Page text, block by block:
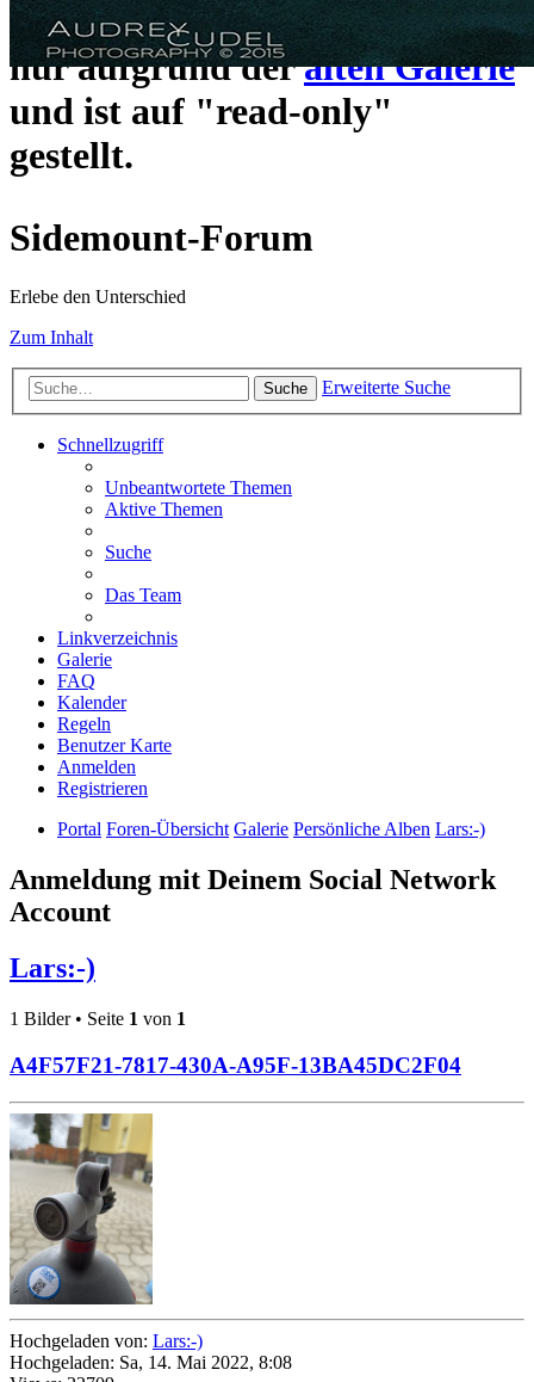
Das alte Forum hier existiert
nur aufgrund deralten Galerie
und ist auf "read-only"
gestellt.
Sidemount-Forum
Erlebe den Unterschied
Zum Inhalt
Suche Erweiterte Suche
Schnellzugriff
Unbeantwortete Themen
Aktive Themen
Suche
Das Team
Linkverzeichnis
Galerie
FAQ
Kalender
Regeln
Benutzer Karte
Anmelden
Registrieren
Portal Foren-Übersicht Galerie Persönliche Alben Lars:-)
Anmeldung mit Deinem Social Network
Account
Lars:-)
1 Bilder • Seite 1 von 1
A4F57F21-7817-430A-A95F-13BA45DC2F04
Hochgeladen von: Lars:-)
Hochgeladen: Sa, 14. Mai 2022, 8:08